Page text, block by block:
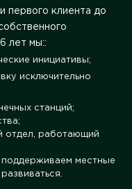
первого клиента до
лет мы::
инициативы;
исключительно
станций;
отдел, работающий
местные